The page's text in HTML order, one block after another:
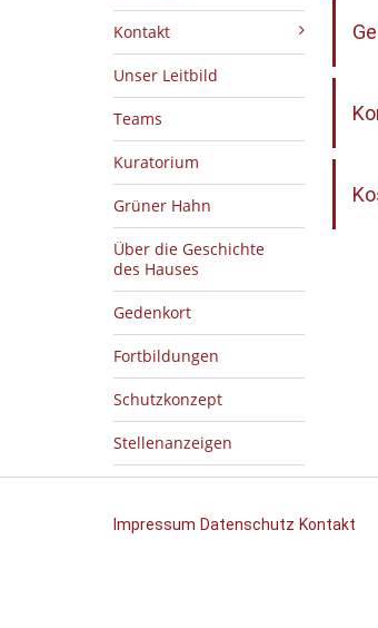
Kontakt
Unser Leitbild
Teams
Kuratorium
Grüner Hahn
Über die Geschichte
des Hauses
Gedenkort
Fortbildungen
Schutzkonzept
Stellenanzeigen
Impressum Datenschutz Kontakt